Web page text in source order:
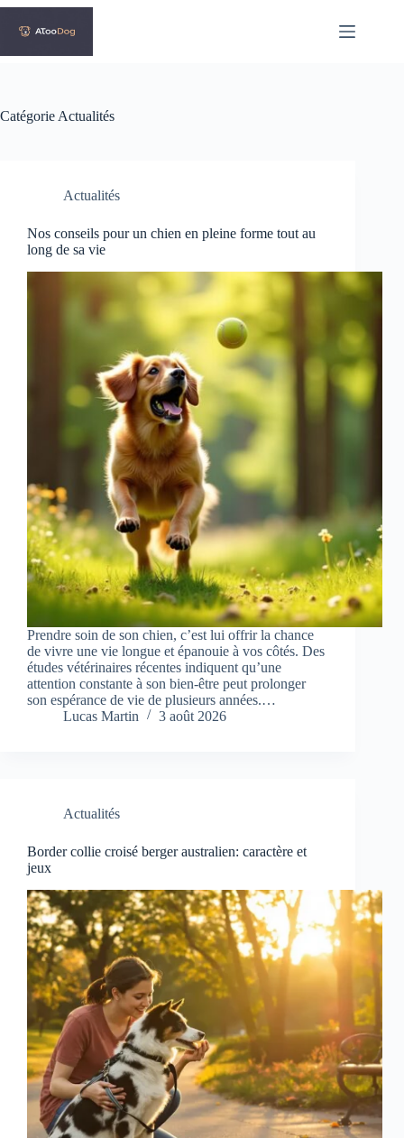
Passer
contenu
Catégorie Actualités
Actualités
Nos conseils pour un chien en pleine forme tout au
long de sa vie
Prendre soin de son chien, c’est lui offrir la chance
de vivre une vie longue et épanouie à vos côtés. Des
études vétérinaires récentes indiquent qu’une
attention constante à son bien-être peut prolonger
son espérance de vie de plusieurs années.…
Lucas Martin
3 août 2026
Actualités
Border collie croisé berger australien: caractère et
jeux